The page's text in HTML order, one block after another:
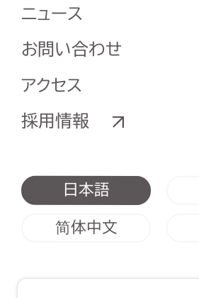
ニュース
お問い合わせ
アクセス
採用情報
日本語
简体中文